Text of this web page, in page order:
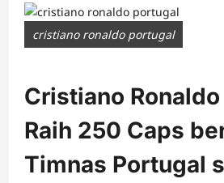
cristiano ronaldo portugal
Cristiano
Raih 250 Caps
Timnas Portugal